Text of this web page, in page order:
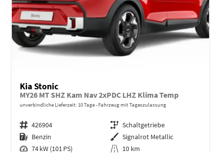
Kia Stonic
MY26 MT SHZ Kam Nav 2xPDC LHZ Klima Temp
unverbindliche Lieferzeit: 10 Tage Fahrzeug mit Tageszulassung
Fahrzeugnr. 426904 Getriebe Schaltgetriebe
Kraftstoff Benzin Außenfarbe Signalrot Metallic
Leistung 74 kW (101 PS) Kilometerstand 10 km